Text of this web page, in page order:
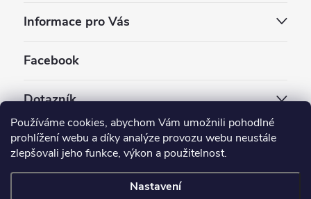
Používáme cookies, abychom Vám umožnili pohodlné
prohlížení webu a díky analýze provozu webu neustále
zlepšovali jeho funkce, výkon a použitelnost.
Nastavení
Informace pro Vás
Facebook
Dotazník
Jaký styl vapování vám vyhovuje ?